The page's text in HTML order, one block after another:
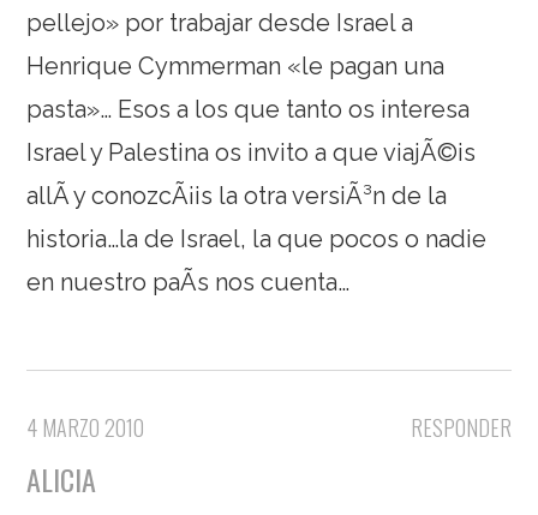
pellejo» por trabajar desde Israel a
Henrique Cymmerman «le pagan una
pasta»… Esos a los que tanto os interesa
Israel y Palestina os invito a que viajÃ©is
allÃ­ y conozcÃ¡is la otra versiÃ³n de la
historia…la de Israel, la que pocos o nadie
en nuestro paÃ­s nos cuenta…
RESPONDER
4 MARZO 2010
ALICIA